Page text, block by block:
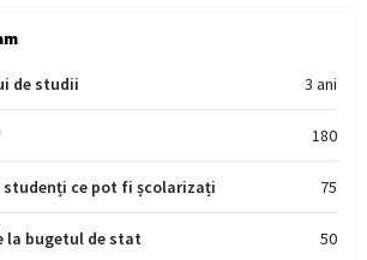
de studii 3 ani
180
studenți ce pot fi școlarizați 75
la bugetul de stat 50